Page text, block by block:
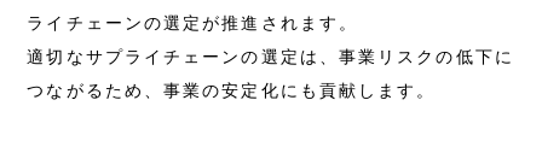
ライチェーンの選定が推進されます。
適切なサプライチェーンの選定は、事業リスクの低下に
つながるため、事業の安定化にも貢献します。